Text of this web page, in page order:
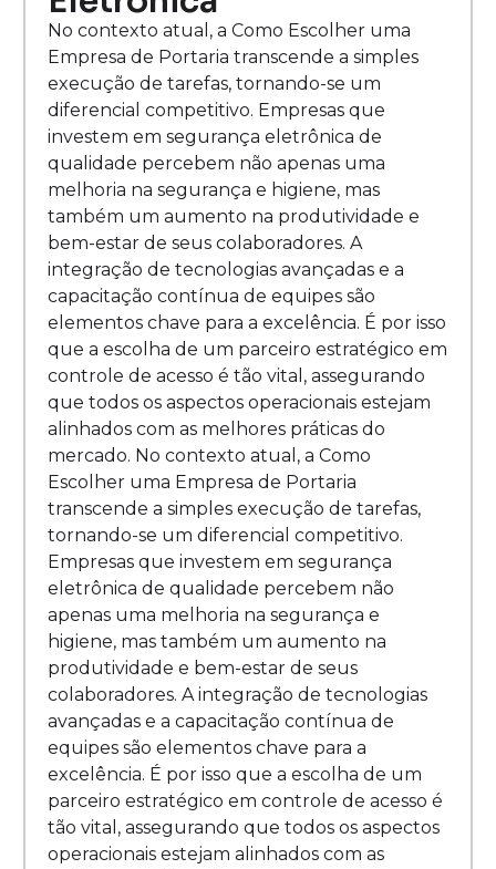
No contexto atual, a Como Escolher uma
Empresa de Portaria transcende a simples
execução de tarefas, tornando-se um
diferencial competitivo. Empresas que
investem em segurança eletrônica de
qualidade percebem não apenas uma
melhoria na segurança e higiene, mas
também um aumento na produtividade e
bem-estar de seus colaboradores. A
integração de tecnologias avançadas e a
capacitação contínua de equipes são
elementos chave para a excelência. É por isso
que a escolha de um parceiro estratégico em
controle de acesso é tão vital, assegurando
que todos os aspectos operacionais estejam
alinhados com as melhores práticas do
mercado. No contexto atual, a Como
Escolher uma Empresa de Portaria
transcende a simples execução de tarefas,
tornando-se um diferencial competitivo.
Empresas que investem em segurança
eletrônica de qualidade percebem não
apenas uma melhoria na segurança e
higiene, mas também um aumento na
produtividade e bem-estar de seus
colaboradores. A integração de tecnologias
avançadas e a capacitação contínua de
equipes são elementos chave para a
excelência. É por isso que a escolha de um
parceiro estratégico em controle de acesso é
tão vital, assegurando que todos os aspectos
operacionais estejam alinhados com as